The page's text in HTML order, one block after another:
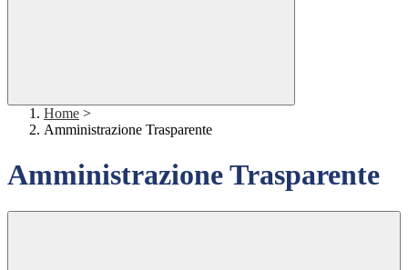
Home >
Amministrazione Trasparente
Amministrazione Trasparente